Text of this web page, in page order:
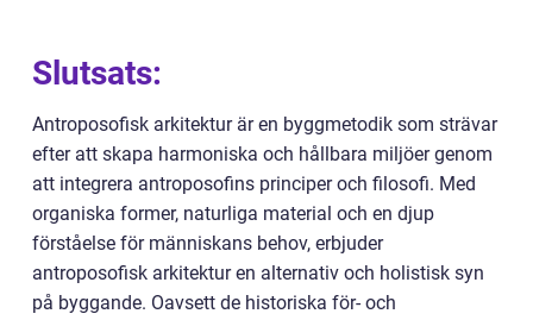
Slutsats:
Antroposofisk arkitektur är en byggmetodik som strävar
efter att skapa harmoniska och hållbara miljöer genom
att integrera antroposofins principer och filosofi. Med
organiska former, naturliga material och en djup
förståelse för människans behov, erbjuder
antroposofisk arkitektur en alternativ och holistisk syn
på byggande. Oavsett de historiska för- och